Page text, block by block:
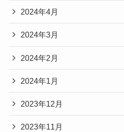
2024年4月
2024年3月
2024年2月
2024年1月
2023年12月
2023年11月